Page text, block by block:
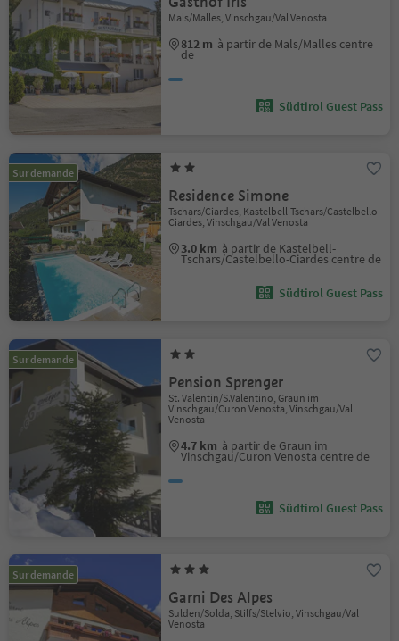
Mals/Malles, Vinschgau/Val Venosta
812 m à partir de Mals/Malles centre
de
Südtirol Guest Pass
Sur demande
Residence Simone
Tschars/Ciardes, Kastelbell-Tschars/Castelbello-
Ciardes, Vinschgau/Val Venosta
3.0 km à partir de Kastelbell-
Tschars/Castelbello-Ciardes centre de
Südtirol Guest Pass
Sur demande
Pension Sprenger
St. Valentin/S.Valentino, Graun im
Vinschgau/Curon Venosta, Vinschgau/Val
Venosta
4.7 km à partir de Graun im
Vinschgau/Curon Venosta centre de
Südtirol Guest Pass
Sur demande
Garni Des Alpes
Sulden/Solda, Stilfs/Stelvio, Vinschgau/Val
Venosta